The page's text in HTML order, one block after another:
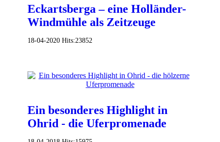
Eckartsberga – eine Holländer-
Windmühle als Zeitzeuge
18-04-2020 Hits:23852
Ein besonderes Highlight in
Ohrid - die Uferpromenade